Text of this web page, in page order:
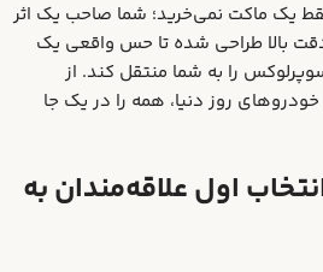
یک ماکت نمی‌خرید؛ شما صاحب یک اثر
بالا طراحی شده تا حس واقعی یک
را به شما منتقل کند. از
روز دنیا، همه را در یک جا
اول علاقه‌مندان به